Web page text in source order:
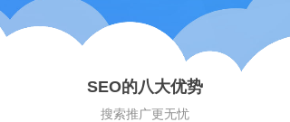
360.00元 编号：11160
SEO的八大优势
搜索推广更无忧